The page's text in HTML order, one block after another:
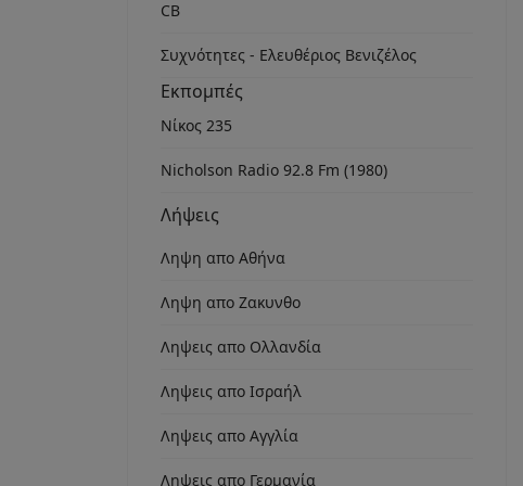
CB
Συχνότητες - Ελευθέριος Βενιζέλος
Εκπομπές
Νίκος 235
Nicholson Radio 92.8 Fm (1980)
Λήψεις
Ληψη απο Αθήνα
Ληψη απο Ζακυνθο
Ληψεις απο Ολλανδία
Ληψεις απο Ισραήλ
Ληψεις απο Αγγλία
Ληψεις απο Γερμανία